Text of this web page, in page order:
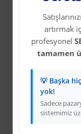
artırmak
profesyonel
tamamen
💡 Başka
yok!
Sadece
sistemimiz
sahiptir.
baskı,